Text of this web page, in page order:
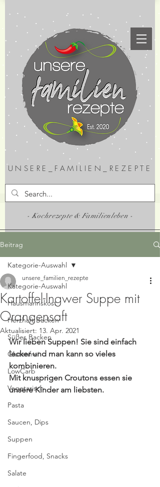
UNSERE_FAMILIEN_REZEPTE
- Kochrezepte & Familienleben -
Beitrag
Kategorie-Auswahl
Hausmannskost
Herzhaft Backen
Süßes Backen
Glutenfrei
LowCarb
Vegetarisch
Pasta
Saucen, Dips
Suppen
Fingerfood, Snacks
Salate
Kategorie-Auswahl
Kartoffel-Ingwer Suppe mit
Orangensaft
unsere_familien_rezepte
Aktualisiert: 13. Apr. 2021
Wir lieben Suppen! Sie sind einfach
lecker und man kann so vieles
kombinieren.
Mit knusprigen Croutons essen sie
unsere Kinder am liebsten.